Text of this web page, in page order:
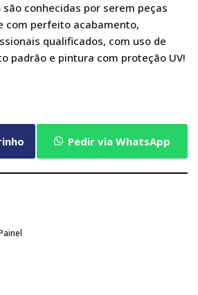
são conhecidas por serem peças
com perfeito acabamento,
qualificados, com uso de
padrão e pintura com proteção UV!
Pedir via WhatsApp